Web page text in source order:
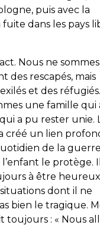
puis avec la
dans les pays
Nous ne
des rescapés, mais
et des réfugiés.
une famille qui
a pu rester unie.
créé un lien
de la
le protège. Il
à être heureux
dont il ne
bien le tragique.
toujours : « Nous